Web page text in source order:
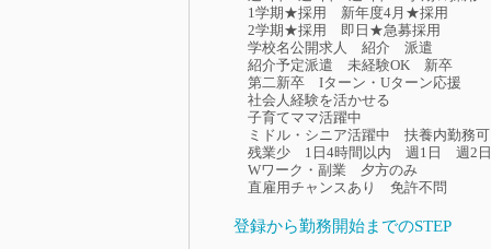
1学期★採用
新年度4月★採用
2学期★採用
即日★急募採用
学校名公開求人
紹介
派遣
紹介予定派遣
未経験OK
新卒
第二新卒
Iターン・Uターン応援
社会人経験を活かせる
子育てママ活躍中
ミドル・シニア活躍中
扶養内勤務可
残業少
1日4時間以内 週1日
週2日
Wワーク・副業
夕方のみ
直雇用チャンスあり
免許不問
登録から勤務開始までのSTEP